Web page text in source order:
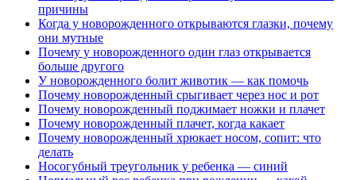
причины
Когда у новорожденного открываются глазки, почему
они мутные
Почему у новорожденного один глаз открывается
больше другого
У новорожденного болит животик — как помочь
Почему новорожденный срыгивает через нос и рот
Почему новорожденный поджимает ножки и плачет
Почему новорожденный плачет, когда какает
Почему новорожденный хрюкает носом, сопит: что
делать
Носогубный треугольник у ребенка — синий